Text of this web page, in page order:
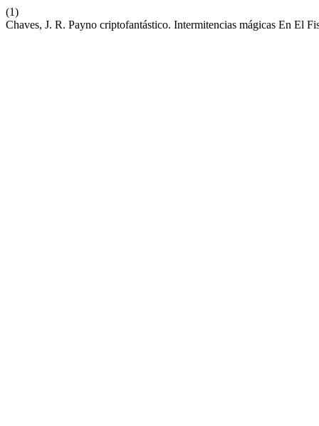
(1)
Chaves, J. R. Payno criptofantástico. Intermitencias mágicas En El